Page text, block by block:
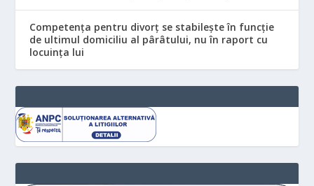
Competența pentru divorț se stabilește în funcție
de ultimul domiciliu al pârâtului, nu în raport cu
locuinţa lui